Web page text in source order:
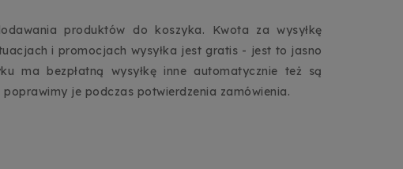
produktów do koszyka. Kwota za wysyłkę
i promocjach wysyłka jest gratis - jest to jasno
ma bezpłatną wysyłkę inne automatycznie też są
poprawimy je podczas potwierdzenia zamówienia.